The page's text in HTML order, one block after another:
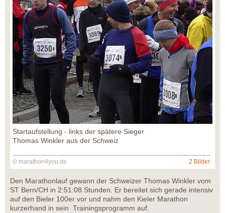
Startaufstellung - links der spätere Sieger
Thomas Winkler aus der Schweiz
© marathon4you.de 2 Bilder
Den Marathonlauf gewann der Schweizer Thomas Winkler vom
ST Bern/CH in 2:51:08 Stunden. Er bereitet sich gerade intensiv
auf den Bieler 100er vor und nahm den Kieler Marathon
kurzerhand in sein Trainingsprogramm auf.